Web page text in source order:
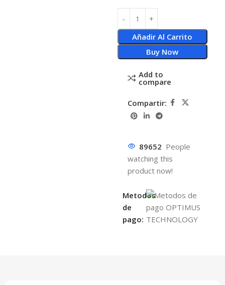
Añadir Al Carrito
Buy Now
Add to
compare
Compartir:
89652 People
watching this
product now!
Metodos
de
pago: